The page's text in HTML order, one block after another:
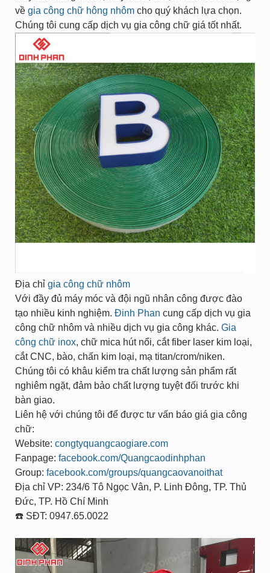
về gia công chữ hông nhôm cho quý khách lựa chọn.
Chúng tôi cung cấp dịch vụ gia công chữ giá tốt nhất.
Địa chỉ gia công chữ nhôm
Với đầy đủ máy móc và đội ngũ nhân công được đào
tạo nhiều kinh nghiệm. Đinh Phan cung cấp dịch vụ gia
công chữ nhôm và nhiều dịch vụ gia công khác. Gia
công chữ inox, chữ mica hút nổi, cắt fiber laser kim loại,
cắt CNC, bào, chấn kim loại, mạ titan/crom/niken.
Chúng tôi có khâu kiểm tra chất lượng sản phẩm rất
nghiêm ngặt, đảm bảo chất lượng tuyệt đối trước khi
bàn giao.
Liên hệ với chúng tôi để được tư vấn báo giá gia công
chữ:
Website: congtyquangcaogiare.com
Fanpage: facebook.com/Quangcaodinhphan
Group: facebook.com/groups/quangcaovanoithat
Địa chỉ VP: 234/6 Tô Ngọc Vân, P. Linh Đông, TP. Thủ
Đức, TP. Hồ Chí Minh
☎️ SĐT: 0947.65.0022